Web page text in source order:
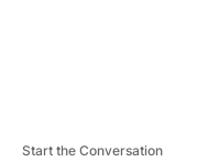
Start the Conversation